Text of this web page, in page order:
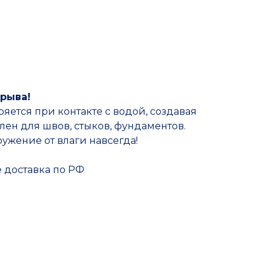
при контакте с водой, создавая
для швов, стыков, фундаментов.
от влаги навсегда!
доставка по РФ